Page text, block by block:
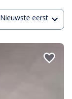
Nieuwste eerst